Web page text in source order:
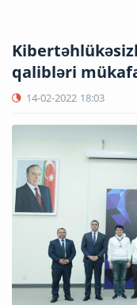
qalibləri
14-02-2022 18:03